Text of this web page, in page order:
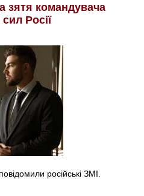
зятя командувача
Росії
російські ЗМІ.